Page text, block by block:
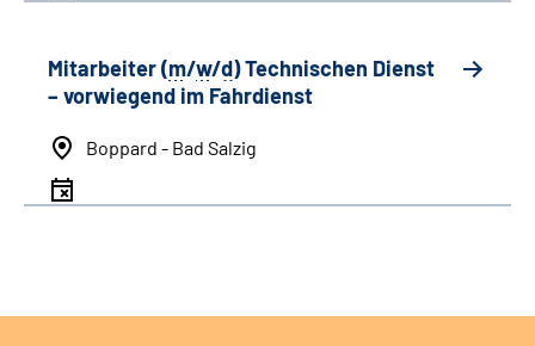
Mitarbeiter (m/w/d) Technischen Dienst
– vorwiegend im Fahrdienst
Boppard - Bad Salzig